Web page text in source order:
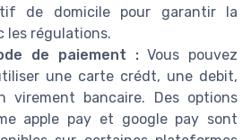
de domicile pour garantir la
les régulations.
de paiement :Vous pouvez
une carte crédt, une debit,
virement bancaire. Des options
apple pay et google pay sont